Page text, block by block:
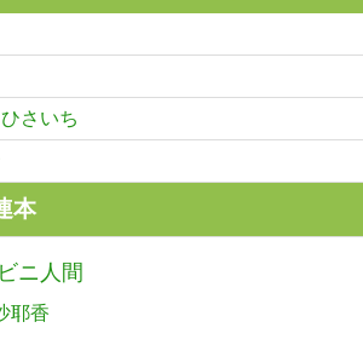
さいち
本
ニ人間
耶香